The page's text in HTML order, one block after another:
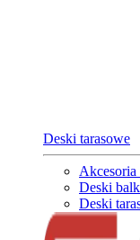
Deski tarasowe
Akcesoria
Deski
Deski